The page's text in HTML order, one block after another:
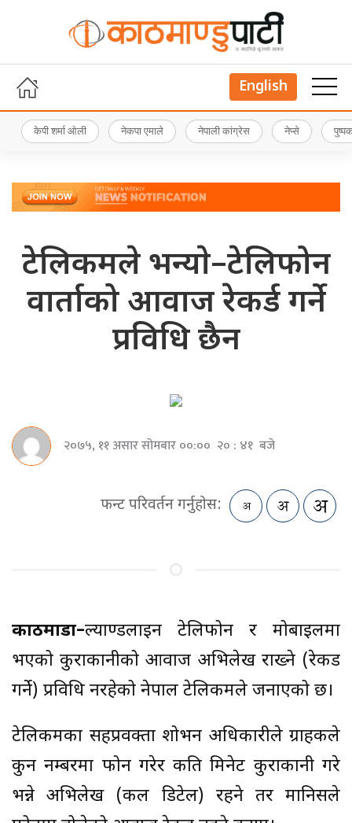
English
केपी शर्मा ओली नेकपा एमाले नेपाली कांग्रेस नेप्से
टेलिकमले भन्याे–टेलिफोन
वार्ताको आवाज रेकर्ड गर्ने
प्रविधि छैन
२०७५, ११ असार सोमबार ००:०० २० : ४१ बजे
फन्ट परिवर्तन गर्नुहोस:
काठमाडौं–ल्याण्डलाइन टेलिफोन र मोबाइलमा
भएको कुराकानीको आवाज अभिलेख राख्ने (रेकर्ड
गर्ने) प्रविधि नरहेको नेपाल टेलिकमले जनाएको छ।
टेलिकमका सहप्रवक्ता शोभन अधिकारीले ग्राहकले
कुन नम्बरमा फोन गरेर कति मिनेट कुराकानी गरे
भन्ने अभिलेख (कल डिटेल) रहने तर मानिसले